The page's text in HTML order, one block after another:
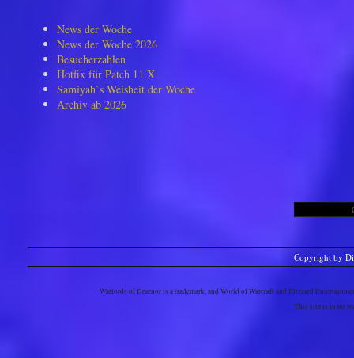
News der Woche
News der Woche 2026
Besucherzahlen
Hotfix für Patch 11.X
Samiyah`s Weisheit der Woche
Archiv ab 2026
Copyright by
Warlords of Draenor is a trademark, and World of Warcraft and Blizzard
This site is in no